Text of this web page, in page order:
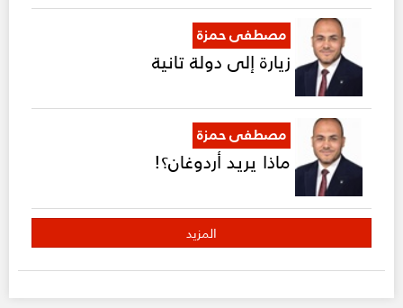
مصطفى حمزة
زيارة إلى دولة تانية
مصطفى حمزة
ماذا يريد أردوغان؟!
المزيد